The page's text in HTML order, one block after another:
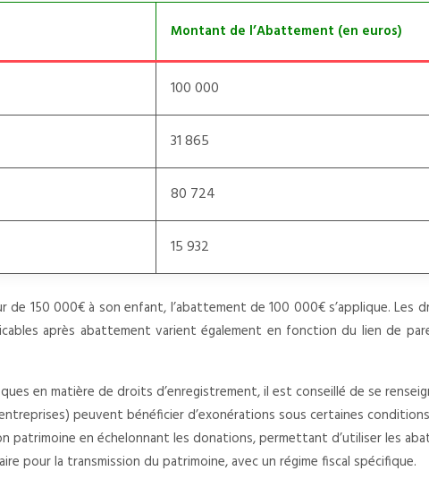
Montant de l’Abattement (en euros)
100 000
31 865
80 724
15 932
de 150 000€ à son enfant, l’abattement de 100 000€ s’applique.
après abattement varient également en fonction du lien de
en matière de droits d’enregistrement, il est conseillé de se
peuvent bénéficier d’exonérations sous certaines
patrimoine en échelonnant les donations, permettant d’utiliser les
pour la transmission du patrimoine, avec un régime fiscal spécifique.